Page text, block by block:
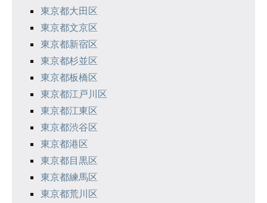
東京都大田区
東京都文京区
東京都新宿区
東京都杉並区
東京都板橋区
東京都江戸川区
東京都江東区
東京都渋谷区
東京都港区
東京都目黒区
東京都練馬区
東京都荒川区